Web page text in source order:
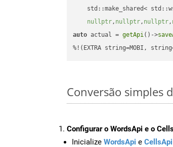
std::make_shared<
nullptr, nullptr, nullptr,
auto actual = getApi()->
%!(EXTRA string=MOBI,
Conversão simples
Configurar o WordsApi e o
Inicialize WordsApi e CellsApi